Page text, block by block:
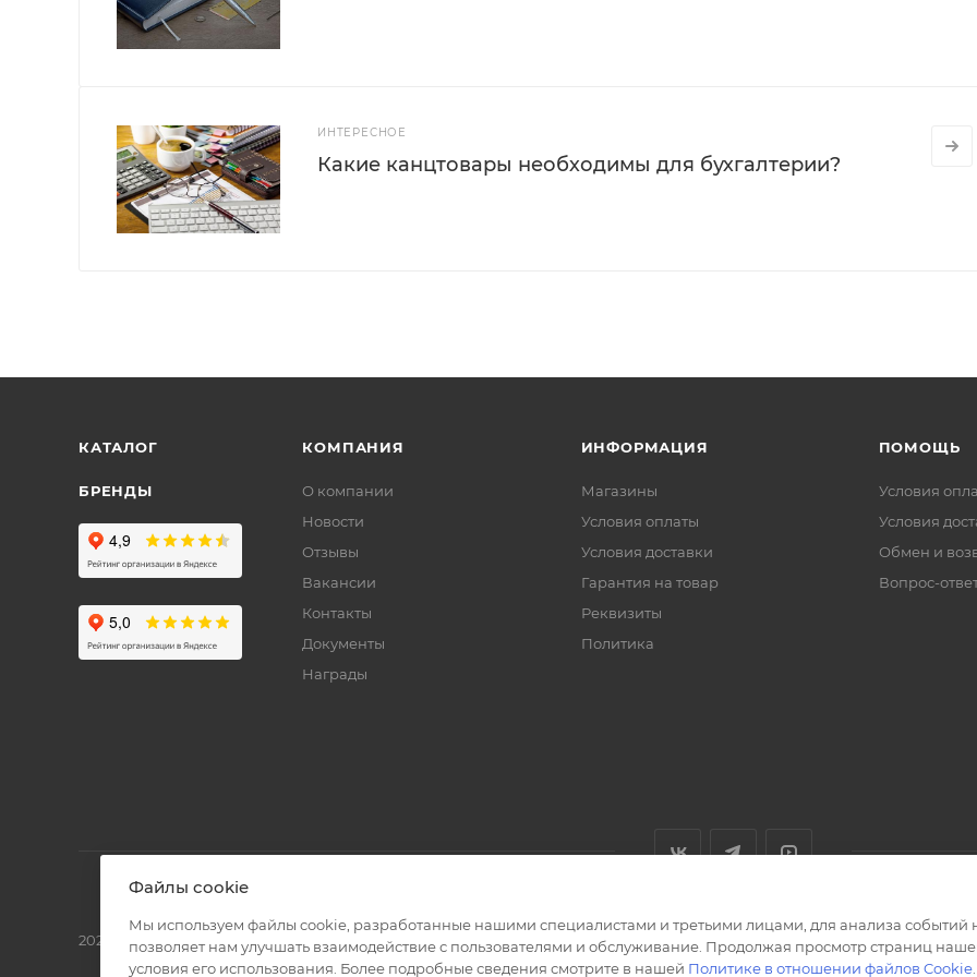
ИНТЕРЕСНОЕ
Какие канцтовары необходимы для бухгалтерии?
КАТАЛОГ
БРЕНДЫ
КОМПАНИЯ
О компании
Новости
Отзывы
Вакансии
Контакты
Документы
Награды
ИНФОРМАЦИЯ
Магазины
Условия оплаты
Условия доставки
Гарантия на товар
Реквизиты
Политика
ПОМОЩЬ
Условия
Условия
Обмен и
Вопрос-
2026 © Полиграф кит - интернет-магазин
Файлы cookie
Мы используем файлы cookie, разработанные нашими специалистами и третьими лицами, для анализа событий
позволяет нам улучшать взаимодействие с пользователями и обслуживание. Продолжая просмотр страниц
условия его использования. Более подробные сведения смотрите в нашей Политике в отношении файлов Cookie